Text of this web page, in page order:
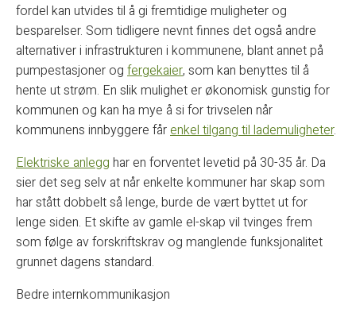
fordel kan utvides til å gi fremtidige muligheter og
besparelser. Som tidligere nevnt finnes det også andre
alternativer i infrastrukturen i kommunene, blant annet på
pumpestasjoner og fergekaier, som kan benyttes til å
hente ut strøm. En slik mulighet er økonomisk gunstig for
kommunen og kan ha mye å si for trivselen når
kommunens innbyggere fårenkel tilgang til lademuligheter.
Elektriske anlegg har en forventet levetid på 30-35 år. Da
sier det seg selv at når enkelte kommuner har skap som
har stått dobbelt så lenge, burde de vært byttet ut for
lenge siden. Et skifte av gamle el-skap vil tvinges frem
som følge av forskriftskrav og manglende funksjonalitet
grunnet dagens standard.
Bedre internkommunikasjon